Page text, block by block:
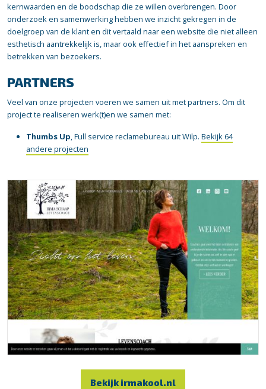
Bekijk irmakool.nl
kernwaarden en de boodschap die ze willen overbrengen. Door
onderzoek en samenwerking hebben we inzicht gekregen in de
doelgroep van de klant en dit vertaald naar een website die niet alleen
esthetisch aantrekkelijk is, maar ook effectief in het aanspreken en
betrekken van bezoekers.
PARTNERS
Veel van onze projecten voeren we samen uit met partners. Om dit
project te realiseren werk(t)en we samen met:
Thumbs Up, Full service reclamebureau uit Wilp. Bekijk 64
andere projecten